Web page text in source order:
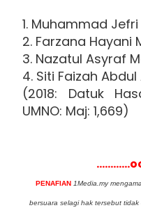
1. Muhammad
2. Farzana Hayani
3. Nazatul Asyraf
4. Siti Faizah Abdul
(2018: Datuk
UMNO: Maj: 1,669)
PENAFIAN 1Media.my
bersuara selagi hak tersebut